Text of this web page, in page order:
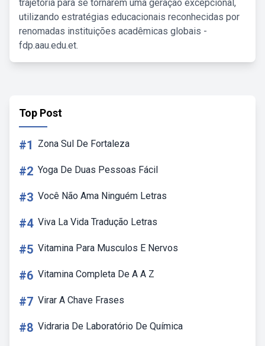
trajetória para se tornarem uma geração excepcional,
utilizando estratégias educacionais reconhecidas por
renomadas instituições acadêmicas globais -
fdp.aau.edu.et.
Top Post
#1 Zona Sul De Fortaleza
#2 Yoga De Duas Pessoas Fácil
#3 Você Não Ama Ninguém Letras
#4 Viva La Vida Tradução Letras
#5 Vitamina Para Musculos E Nervos
#6 Vitamina Completa De A A Z
#7 Virar A Chave Frases
#8 Vidraria De Laboratório De Química